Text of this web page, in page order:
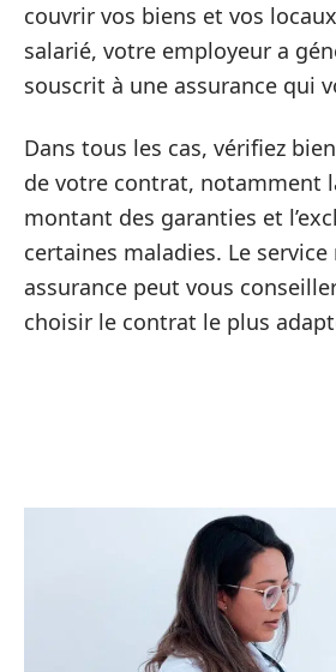
couvrir vos biens et vos
salarié, votre employeur a
souscrit à une assurance qui
Dans tous les cas, vérifiez
de votre contrat, notamment
montant des garanties et
certaines maladies. Le
assurance peut vous
choisir le contrat le plus